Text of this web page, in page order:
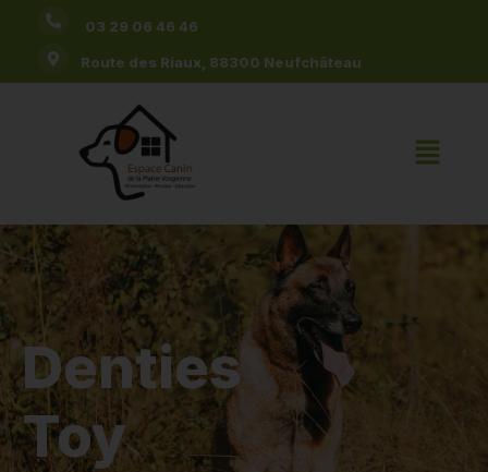
03 29 06 46 46
Route des Riaux, 88300 Neufchâteau
Denties
Toy